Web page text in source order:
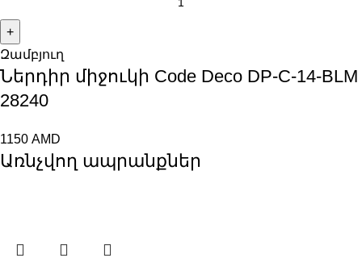
Զամբյուղ
Ներդիր միջուկի Code Deco DP-C-14-BLM
28240
1150 AMD
Առնչվող ապրանքներ